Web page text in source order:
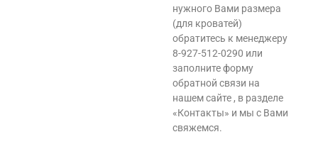
нужного Вами размера
(для кроватей)
обратитесь к менеджеру
8-927-512-0290 или
заполните форму
обратной связи на
нашем сайте , в разделе
«Контакты» и мы с Вами
свяжемся.